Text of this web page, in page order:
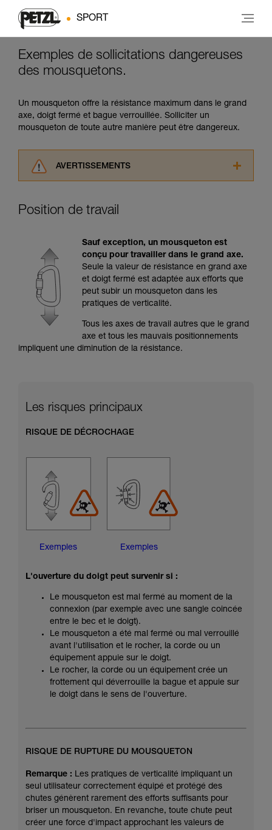
SPORT
Exemples de sollicitations dangereuses
des mousquetons.
Un mousqueton offre la résistance maximum dans le grand
axe, doigt fermé et bague verrouillée. Solliciter un
mousqueton de toute autre manière peut être dangereux.
AVERTISSEMENTS
consulter. Vous devez avoir compris les
pouvoir comprendre ce complément
Maîtriser ces techniques nécessite une
formation et un entraînement spécifique. Validez
avec un professionnel votre capacité à refaire
la manipulation, seul, en toute sécurité, avant
de la reproduire en autonomie.
Nous donnons des exemples de techniques
liées à votre activité. Il peut en exister d’autres
que nous ne décrivons pas ici.
Position de travail
Sauf exception, un mousqueton est
conçu pour travailler dans le grand axe.
Seule la valeur de résistance en grand axe
et doigt fermé est adaptée aux efforts que
peut subir un mousqueton dans les
pratiques de verticalité.
Tous les axes de travail autres que le grand
axe et tous les mauvais positionnements
impliquent une diminution de la résistance.
Les risques principaux
RISQUE DE DÉCROCHAGE
Exemples Exemples
L'ouverture du doigt peut survenir si :
Le mousqueton est mal fermé au moment de la
connexion (par exemple avec une sangle coincée
entre le bec et le doigt).
Le mousqueton a été mal fermé ou mal verrouillé
avant l'utilisation et le rocher, la corde ou un
équipement appuie sur le doigt.
Le rocher, la corde ou un équipement crée un
frottement qui déverrouille la bague et appuie sur
le doigt dans le sens de l'ouverture.
RISQUE DE RUPTURE DU MOUSQUETON
Remarque : Les pratiques de verticalité impliquant un
seul utilisateur correctement équipé et protégé des
chutes génèrent rarement des efforts suffisants pour
briser un mousqueton. En revanche, toute chute peut
créer une force d'impact approchant les valeurs de